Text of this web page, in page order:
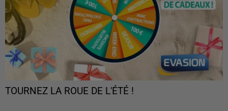
TOURNEZ LA ROUE DE L'ÉTÉ !